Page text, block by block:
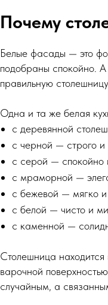
Почему
Белые фасады — это
подобраны спокойно. А
правильную
Одна и та же белая
с деревянной
с черной — строго и
с серой — спокойно
с мраморной —
с бежевой — мягко и
с белой — чисто и
с каменной —
Столешница
варочной
случайным, а